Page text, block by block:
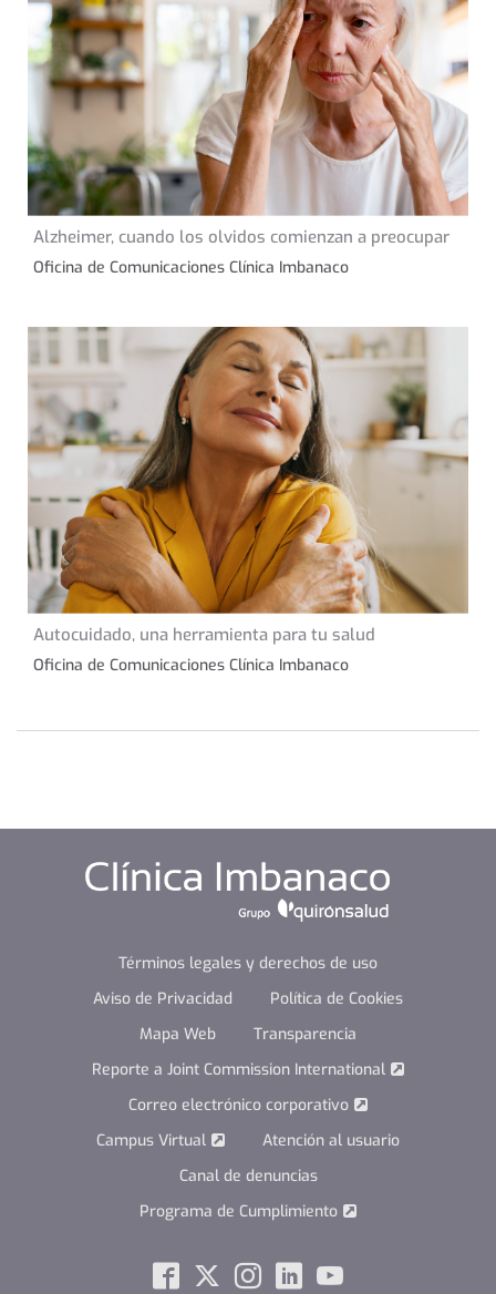
20 de septiembre de
CONSEJOS DE SALUD
Alzheimer, cuando los olvidos comienzan a preocupar
Oficina de Comunicaciones Clínica Imbanaco
31 de agosto de 2023
CONSEJOS DE SALUD
Autocuidado, una herramienta para tu salud
Oficina de Comunicaciones Clínica Imbanaco
Términos legales y derechos de uso
Aviso de Privacidad
Política de Cookies
Mapa Web
Transparencia
Reporte a Joint Commission International
Correo electrónico corporativo
Campus Virtual
Atención al usuario
Canal de denuncias
Programa de Cumplimiento